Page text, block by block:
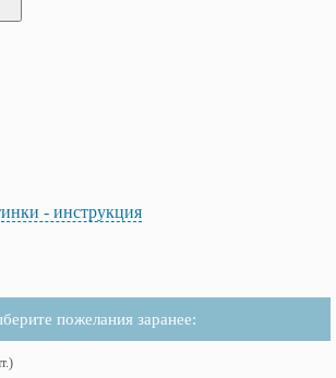
- инструкция
пожелания заранее: